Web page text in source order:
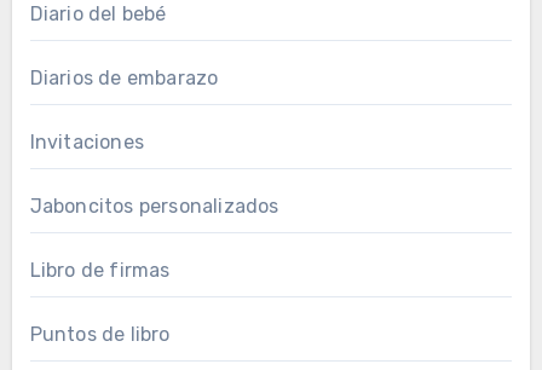
Diario del bebé
Diarios de embarazo
Invitaciones
Jaboncitos personalizados
Libro de firmas
Puntos de libro